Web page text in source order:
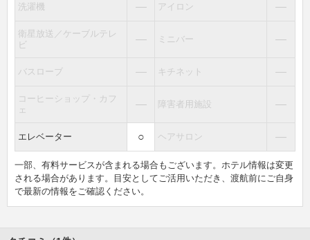
洗濯機 ― アイロン ―
衛星放送／ケーブルテレ
ビ
― ミニバー ―
バスローブ ― キチネット ―
コーヒーショップ・カフ
ェ
― 障害者用施設 ―
エレベーター ○ ヘアサロン ―
一部、有料サービスが含まれる場合もございます。ホテル情報は変更
される場合があります。目安としてご活用いただき、渡航前にご自身
で最新の情報をご確認ください。